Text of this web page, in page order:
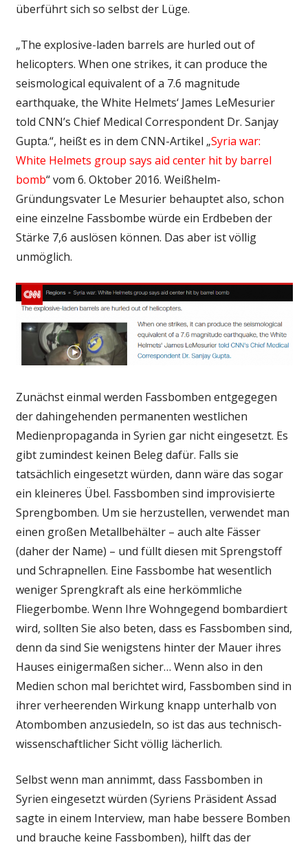
überführt sich so selbst der Lüge.
„The explosive-laden barrels are hurled out of
helicopters. When one strikes, it can produce the
seismological equivalent of a 7.6 magnitude
earthquake, the White Helmets‘ James LeMesurier
told CNN’s Chief Medical Correspondent Dr. Sanjay
Gupta.“, heißt es in dem CNN-Artikel „Syria war:
White Helmets group says aid center hit by barrel
bomb“ vom 6. Oktober 2016. Weißhelm-
Gründungsvater Le Mesurier behauptet also, schon
eine einzelne Fassbombe würde ein Erdbeben der
Stärke 7,6 auslösen können. Das aber ist völlig
unmöglich.
Zunächst einmal werden Fassbomben entgegegen
der dahingehenden permanenten westlichen
Medienpropaganda in Syrien gar nicht eingesetzt. Es
gibt zumindest keinen Beleg dafür. Falls sie
tatsächlich eingesetzt würden, dann wäre das sogar
ein kleineres Übel. Fassbomben sind improvisierte
Sprengbomben. Um sie herzustellen, verwendet man
einen großen Metallbehälter – auch alte Fässer
(daher der Name) – und füllt diesen mit Sprengstoff
und Schrapnellen. Eine Fassbombe hat wesentlich
weniger Sprengkraft als eine herkömmliche
Fliegerbombe. Wenn Ihre Wohngegend bombardiert
wird, sollten Sie also beten, dass es Fassbomben sind,
denn da sind Sie wenigstens hinter der Mauer ihres
Hauses einigermaßen sicher… Wenn also in den
Medien schon mal berichtet wird, Fassbomben sind in
ihrer verheerenden Wirkung knapp unterhalb von
Atombomben anzusiedeln, so ist das aus technisch-
wissenschaftlicher Sicht völlig lächerlich.
Selbst wenn man annimmt, dass Fassbomben in
Syrien eingesetzt würden (Syriens Präsident Assad
sagte in einem Interview, man habe bessere Bomben
und brauche keine Fassbomben), hilft das der